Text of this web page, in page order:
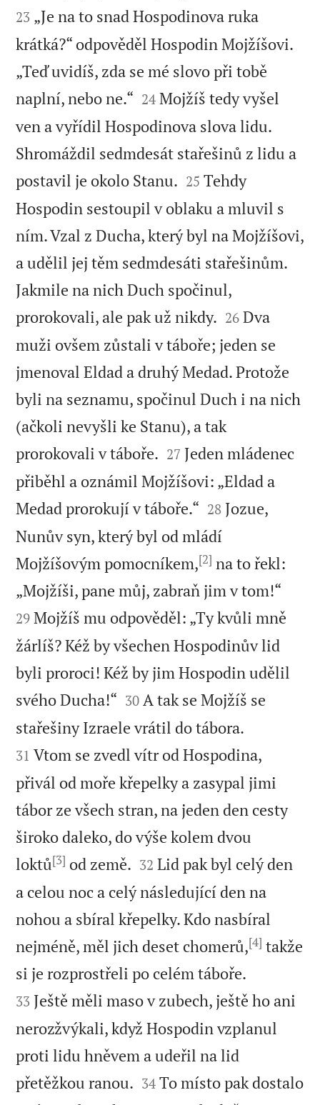
23 „Je na to snad Hospodinova ruka
krátká?“ odpověděl Hospodin Mojžíšovi.
„Teď uvidíš, zda se mé slovo při tobě
naplní, nebo ne.“ 

24 Mojžíš tedy vyšel
ven a vyřídil Hospodinova slova lidu.
Shromáždil sedmdesát stařešinů z lidu a
postavil je okolo Stanu. 

25 Tehdy
Hospodin sestoupil v oblaku a mluvil s
ním. Vzal z Ducha, který byl na Mojžíšovi,
a udělil jej těm sedmdesáti stařešinům.
Jakmile na nich Duch spočinul,
prorokovali, ale pak už nikdy. 

26 Dva
muži ovšem zůstali v táboře; jeden se
jmenoval Eldad a druhý Medad. Protože
byli na seznamu, spočinul Duch i na nich
(ačkoli nevyšli ke Stanu), a tak
prorokovali v táboře. 

27 Jeden mládenec
přiběhl a oznámil Mojžíšovi: „Eldad a
Medad prorokují v táboře.“ 

28 Jozue,
Nunův syn, který byl od mládí
Mojžíšovým pomocníkem,[2] na to řekl:
„Mojžíši, pane můj, zabraň jim v tom!“
29 Mojžíš mu odpověděl: „Ty kvůli mně
žárlíš? Kéž by všechen Hospodinův lid
byli proroci! Kéž by jim Hospodin udělil
svého Ducha!“ 

30 A tak se Mojžíš se
stařešiny Izraele vrátil do tábora.
31 Vtom se zvedl vítr od Hospodina,
přivál od moře křepelky a zasypal jimi
tábor ze všech stran, na jeden den cesty
široko daleko, do výše kolem dvou
loktů[3] od země. 

32 Lid pak byl celý den
a celou noc a celý následující den na
nohou a sbíral křepelky. Kdo nasbíral
nejméně, měl jich deset chomerů,[4] takže
si je rozprostřeli po celém táboře.
33 Ještě měli maso v zubech, ještě ho ani
nerozžvýkali, když Hospodin vzplanul
proti lidu hněvem a udeřil na lid
přetěžkou ranou. 

34 To místo pak dostalo